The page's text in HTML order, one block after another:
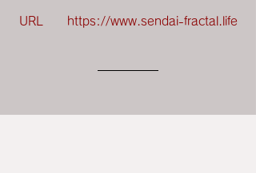
URL https://www.sendai-fractal.life